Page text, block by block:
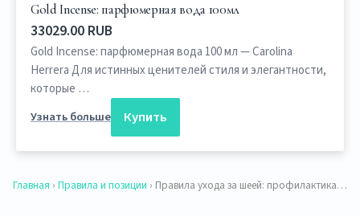
Gold Incense: парфюмерная вода 100мл
33029.00 RUB
Gold Incense: парфюмерная вода 100 мл — Carolina
Herrera Для истинных ценителей стиля и элегантности,
которые …
Узнать больше
Купить
Главная › Правила и позиции › Правила ухода за шеей: профилактика…